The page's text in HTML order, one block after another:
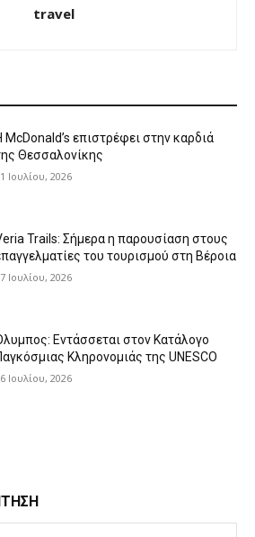
travel
McDonald’s επιστρέφει στην καρδιά
Θεσσαλονίκης
Ιουλίου, 2026
Trails: Σήμερα η παρουσίαση στους
του τουρισμού στη Βέροια
Ιουλίου, 2026
Εντάσσεται στον Κατάλογο
Κληρονομιάς της UNESCO
Ιουλίου, 2026